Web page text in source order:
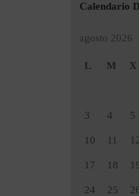
Calendario
agosto 2026
L M X
3 4 5
10 11 12
17 18
24 25